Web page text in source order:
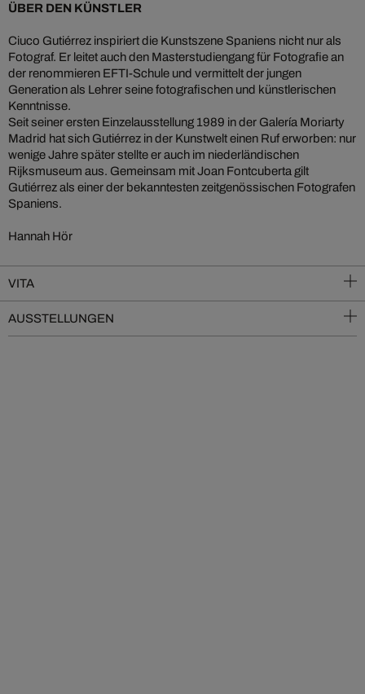
ÜBER DEN KÜNSTLER
Ciuco Gutiérrez inspiriert die Kunstszene Spaniens nicht nur als
Fotograf. Er leitet auch den Masterstudiengang für Fotografie an
der renommieren EFTI-Schule und vermittelt der jungen
Generation als Lehrer seine fotografischen und künstlerischen
Kenntnisse.
Seit seiner ersten Einzelausstellung 1989 in der Galería Moriarty
Madrid hat sich Gutiérrez in der Kunstwelt einen Ruf erworben: nur
wenige Jahre später stellte er auch im niederländischen
Rijksmuseum aus. Gemeinsam mit Joan Fontcuberta gilt
Gutiérrez als einer der bekanntesten zeitgenössischen Fotografen
Spaniens.
Hannah Hör
VITA
AUSSTELLUNGEN